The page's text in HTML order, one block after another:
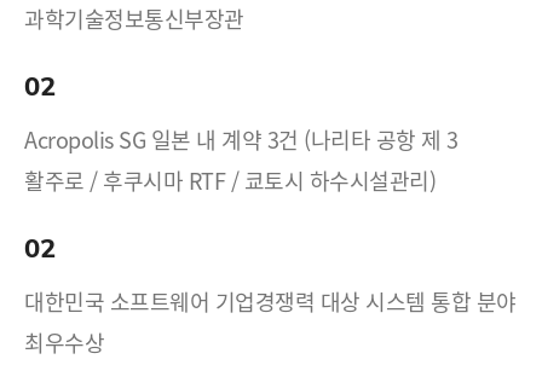
과학기술정보통신부장관
02
Acropolis SG 일본 내 계약 3건 (나리타 공항 제 3
활주로 / 후쿠시마 RTF / 쿄토시 하수시설관리)
02
대한민국 소프트웨어 기업경쟁력 대상 시스템 통합 분야
최우수상